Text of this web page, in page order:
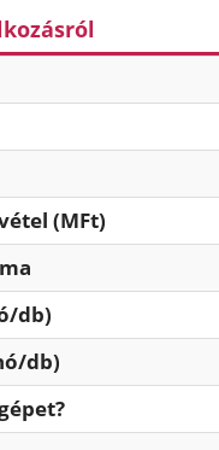
(MFt)
db)
db)